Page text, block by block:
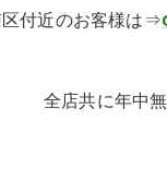
付近のお客様は⇒
全店共に年中